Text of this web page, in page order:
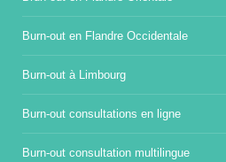
Burn-out en Flandre Occidentale
Burn-out à Limbourg
Burn-out consultations en ligne
Burn-out consultation multilingue